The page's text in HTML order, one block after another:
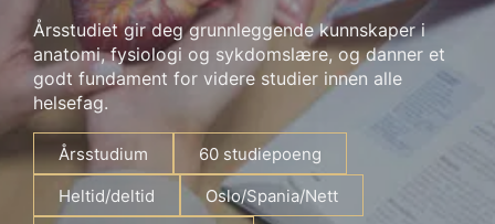
Årsstudiet gir deg grunnleggende kunnskaper i
anatomi, fysiologi og sykdomslære, og danner et
godt fundament for videre studier innen alle
helsefag.
Årsstudium
60 studiepoeng
Heltid/deltid
Oslo/Spania/Nett